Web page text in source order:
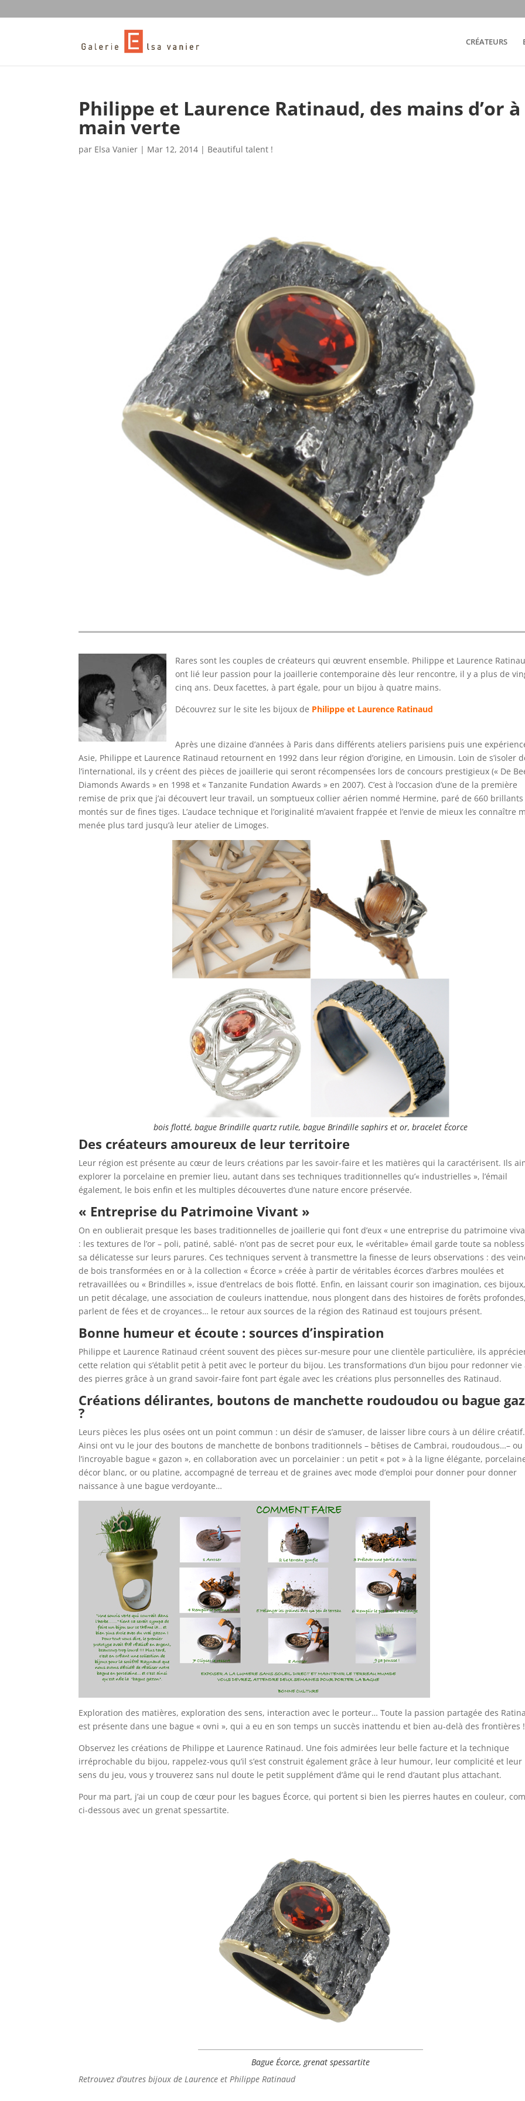
CRÉATEURS
Philippe et Laurence Ratinaud, des mains d’or
main verte
par Elsa Vanier | Mar 12, 2014 | Beautiful talent !
Rares sont les couples de créateurs qui œuvrent ensemble. Philippe et Laurence
ont lié leur passion pour la joaillerie contemporaine dès leur rencontre, il y a plus de
cinq ans. Deux facettes, à part égale, pour un bijou à quatre mains.
Découvrez sur le site les bijoux de Philippe et Laurence Ratinaud
Après une dizaine d’années à Paris dans différents ateliers parisiens puis une
Asie, Philippe et Laurence Ratinaud retournent en 1992 dans leur région d’origine, en Limousin. Loin de s’isoler
l’international, ils y créent des pièces de joaillerie qui seront récompensées lors de concours prestigieux (« De
Diamonds Awards » en 1998 et « Tanzanite Fundation Awards » en 2007). C’est à l’occasion d’une de la première
remise de prix que j’ai découvert leur travail, un somptueux collier aérien nommé Hermine, paré de 660 brillants
montés sur de fines tiges. L’audace technique et l’originalité m’avaient frappée et l’envie de mieux les connaître
menée plus tard jusqu’à leur atelier de Limoges.
bois flotté, bague Brindille quartz rutile, bague Brindille saphirs et or, bracelet Écorce
Des créateurs amoureux de leur territoire
Leur région est présente au cœur de leurs créations par les savoir-faire et les matières qui la caractérisent. Ils
explorer la porcelaine en premier lieu, autant dans ses techniques traditionnelles qu’« industrielles », l’émail
également, le bois enfin et les multiples découvertes d’une nature encore préservée.
« Entreprise du Patrimoine Vivant »
On en oublierait presque les bases traditionnelles de joaillerie qui font d’eux « une entreprise du patrimoine
: les textures de l’or – poli, patiné, sablé- n’ont pas de secret pour eux, le «véritable» émail garde toute sa
sa délicatesse sur leurs parures. Ces techniques servent à transmettre la finesse de leurs observations : des
de bois transformées en or à la collection « Écorce » créée à partir de véritables écorces d’arbres moulées et
retravaillées ou « Brindilles », issue d’entrelacs de bois flotté. Enfin, en laissant courir son imagination, ces
un petit décalage, une association de couleurs inattendue, nous plongent dans des histoires de forêts
parlent de fées et de croyances… le retour aux sources de la région des Ratinaud est toujours présent.
Bonne humeur et écoute : sources d’inspiration
Philippe et Laurence Ratinaud créent souvent des pièces sur-mesure pour une clientèle particulière, ils
cette relation qui s’établit petit à petit avec le porteur du bijou. Les transformations d’un bijou pour redonner vie
des pierres grâce à un grand savoir-faire font part égale avec les créations plus personnelles des Ratinaud.
Créations délirantes, boutons de manchette roudoudou ou bague
?
Leurs pièces les plus osées ont un point commun : un désir de s’amuser, de laisser libre cours à un délire créatif.
Ainsi ont vu le jour des boutons de manchette de bonbons traditionnels – bêtises de Cambrai, roudoudous…– ou
l’incroyable bague « gazon », en collaboration avec un porcelainier : un petit « pot » à la ligne élégante,
décor blanc, or ou platine, accompagné de terreau et de graines avec mode d’emploi pour donner pour donner
naissance à une bague verdoyante…
Exploration des matières, exploration des sens, interaction avec le porteur… Toute la passion partagée des
est présente dans une bague « ovni », qui a eu en son temps un succès inattendu et bien au-delà des frontières !
Observez les créations de Philippe et Laurence Ratinaud. Une fois admirées leur belle facture et la technique
irréprochable du bijou, rappelez-vous qu’il s’est construit également grâce à leur humour, leur complicité et leur
sens du jeu, vous y trouverez sans nul doute le petit supplément d’âme qui le rend d’autant plus attachant.
Pour ma part, j’ai un coup de cœur pour les bagues Écorce, qui portent si bien les pierres hautes en couleur,
ci-dessous avec un grenat spessartite.
Bague Écorce, grenat spessartite
Retrouvez d’autresbijoux de Laurence et Philippe Ratinaud